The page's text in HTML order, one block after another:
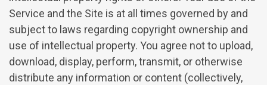
Service and the Site is at all times governed by and
subject to laws regarding copyright ownership and
use of intellectual property. You agree not to upload,
download, display, perform, transmit, or otherwise
distribute any information or content (collectively,